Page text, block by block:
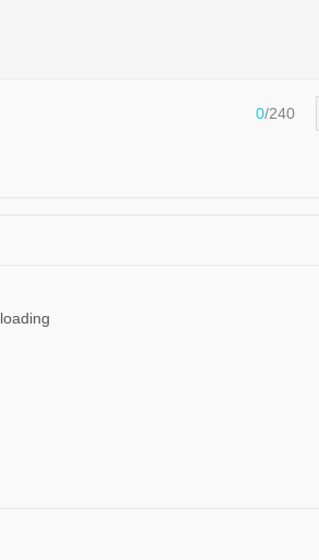
0/240
loading